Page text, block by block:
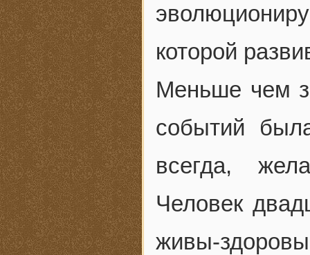
которой
Меньше чем
событий
всегда,
Человек
живы-